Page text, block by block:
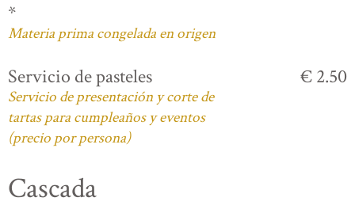
*
Materia prima congelada en origen
Servicio de pasteles
Servicio de presentación y corte de
tartas para cumpleaños y eventos
(precio por persona)
€ 2.50
Cascada